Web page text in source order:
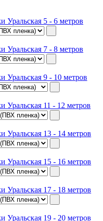
Уральская 5 - 6 метров
Уральская 7 - 8 метров
Уральская 9 - 10 метров
Уральская 11 - 12 метров
Уральская 13 - 14 метров
Уральская 15 - 16 метров
Уральская 17 - 18 метров
Уральская 19 - 20 метров